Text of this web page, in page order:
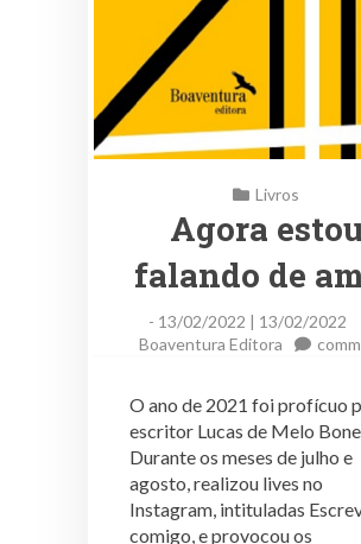
Livros
Agora
falando de
- 13/02/2022 | 13/02/2022
Boaventura Editora
O ano de 2021 foi profícuo
escritor Lucas de Melo
Durante os meses de julho e
agosto, realizou lives no
Instagram, intituladas
comigo, e provocou os